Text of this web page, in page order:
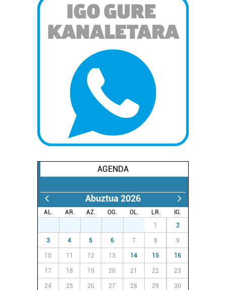
zure baimena Cookieen adierazpenean.
Webgune honek cookie propioak eta hirugarrenen cookie-
zerbitzuak hobetzeko asmoz, cookie teknologiaz
baliatzen gara. Ohar hau onartuz gero, teknologia hori
erabiltzeko baimen esplizitua ematen diguzu.
AGENDA
Abuztua 2026
AL. AR. AZ. OG. OL. LR.
IG.
1 2
3 4 5 6 7 8 9
10 11 12 13 14 15 16
17 18 19 20 21 22 23
24 25 26 27 28 29 30